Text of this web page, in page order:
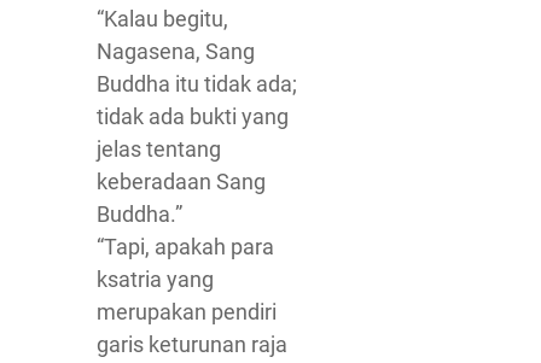
“Kalau begitu,
Nagasena, Sang
Buddha itu tidak ada;
tidak ada bukti yang
jelas tentang
keberadaan Sang
Buddha.”
“Tapi, apakah para
ksatria yang
merupakan pendiri
garis keturunan raja